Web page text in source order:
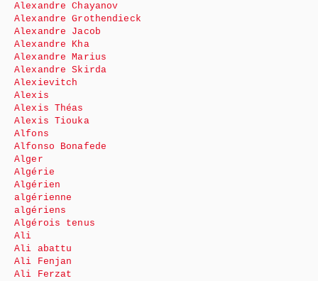
Alexandre Chayanov
Alexandre Grothendieck
Alexandre Jacob
Alexandre Kha
Alexandre Marius
Alexandre Skirda
Alexievitch
Alexis
Alexis Théas
Alexis Tiouka
Alfons
Alfonso Bonafede
Alger
Algérie
Algérien
algérienne
algériens
Algérois tenus
Ali
Ali abattu
Ali Fenjan
Ali Ferzat